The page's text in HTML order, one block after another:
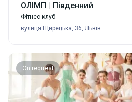
ОЛІМП | Південний
Фітнес клуб
вулиця Щирецька, 36, Львів
On request